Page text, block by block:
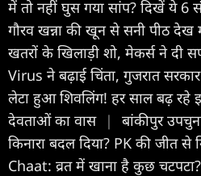
में तो नहीं घुस गया सांप? दिखें ये 6
गौरव खन्ना की खून से सनी पीठ
खतरों के खिलाड़ी शो, मेकर्स ने दी
Virus ने बढ़ाई चिंता, गुजरात
लेटा हुआ शिवलिंग! हर साल बढ़ रहे
देवताओं का वास |
बांकीपुर
किनारा बदल दिया? PK की जीत
Chaat: व्रत में खाना है कुछ